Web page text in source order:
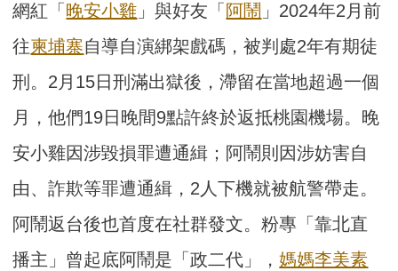
網紅「 晚安小雞 」與好友「 阿鬧 」2024年2月前
往柬埔寨自導自演綁架戲碼，被判處2年有期徒
刑。2月15日刑滿出獄後，滯留在當地超過一個
月，他們19日晚間9點許終於返抵桃園機場。晚
安小雞因涉毀損罪遭通緝；阿鬧則因涉妨害自
由、詐欺等罪遭通緝，2人下機就被航警帶走。
阿鬧返台後也首度在社群發文。粉專「靠北直
播主」曾起底阿鬧是「政二代」，媽媽李美素